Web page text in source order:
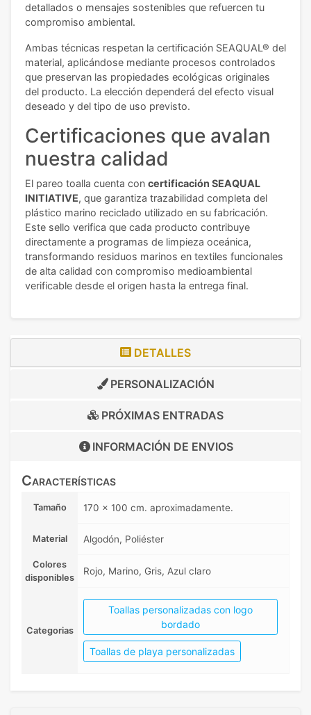
detallados o mensajes sostenibles que refuercen tu
compromiso ambiental.
Ambas técnicas respetan la certificación SEAQUAL® del
material, aplicándose mediante procesos controlados
que preservan las propiedades ecológicas originales
del producto. La elección dependerá del efecto visual
deseado y del tipo de uso previsto.
Certificaciones que avalan
nuestra calidad
El pareo toalla cuenta con certificación SEAQUAL
INITIATIVE, que garantiza trazabilidad completa del
plástico marino reciclado utilizado en su fabricación.
Este sello verifica que cada producto contribuye
directamente a programas de limpieza oceánica,
transformando residuos marinos en textiles funcionales
de alta calidad con compromiso medioambiental
verificable desde el origen hasta la entrega final.
DETALLES
PERSONALIZACIÓN
PRÓXIMAS ENTRADAS
INFORMACIÓN DE ENVIOS
Características
Tamaño 170 x 100 cm. aproximadamente.
Material Algodón, Poliéster
Colores
disponibles
Rojo, Marino, Gris, Azul claro
Categorias
Toallas personalizadas con logo
bordado
Toallas de playa personalizadas